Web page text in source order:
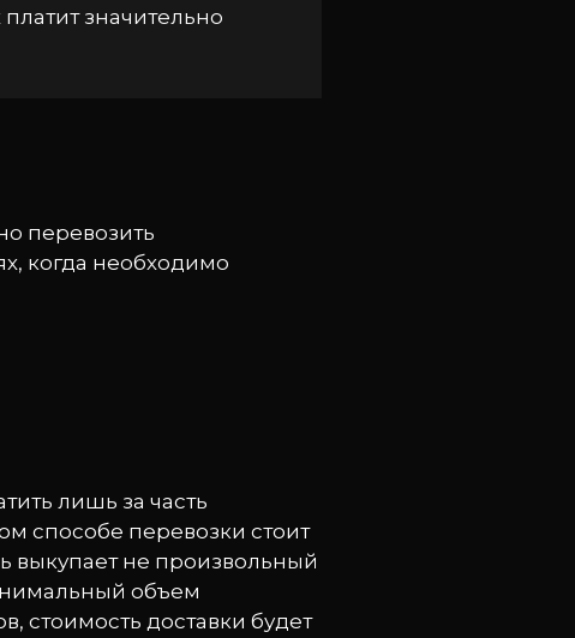
значительно
перевозить
когда необходимо
лишь за часть
способе перевозки стоит
выкупает не произвольный
объем
стоимость доставки будет